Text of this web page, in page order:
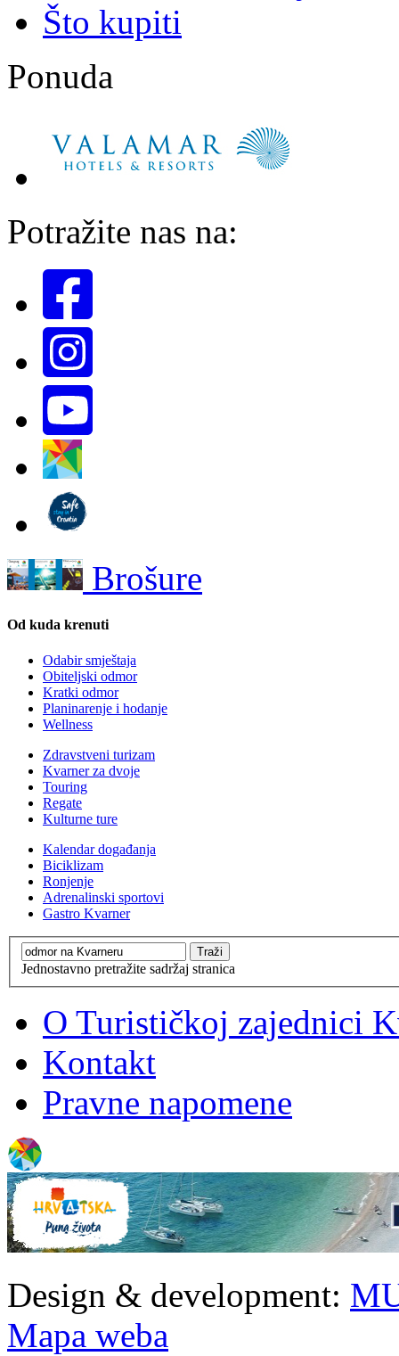
Što kupiti
Ponuda
Potražite nas na:
Brošure
Od kuda krenuti
Odabir smještaja
Obiteljski odmor
Kratki odmor
Planinarenje i hodanje
Wellness
Zdravstveni turizam
Kvarner za dvoje
Touring
Regate
Kulturne ture
Kalendar događanja
Biciklizam
Ronjenje
Adrenalinski sportovi
Gastro Kvarner
Jednostavno pretražite sadržaj stranica
O Turističkoj zajednici
Kontakt
Pravne napomene
Design & development:
Mapa weba